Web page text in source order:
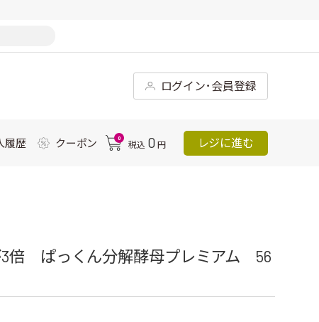
ログイン･会員登録
履歴 クーポン 0
税込 0 円 レジに進む
倍 ぱっくん分解酵母プレミアム 56